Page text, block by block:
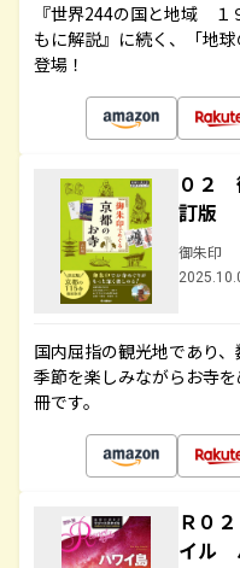
『世界244の国と地域 １
もに解説』に続く、「地
登場！
０２
訂版
御朱印
国内屈指の観光地であり
季節を楽しみながらお寺
冊です。
Ｒ０
イル